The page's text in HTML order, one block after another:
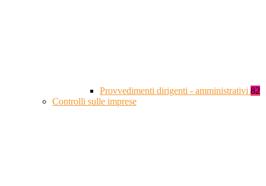
Provvedimenti dirigenti - amministrativi 82
Controlli sulle imprese